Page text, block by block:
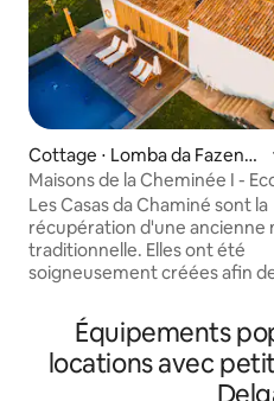
Cottage ⋅ Lomba da Fazend
a
Maisons de la Cheminée I -
Lodge
Les Casas da Chaminé sont la
récupération d'une ancienne
traditionnelle. Elles ont été
soigneusement créées afin
contexte rural dans une
dans un environnement
confortable. Composé de
indépendantes, il dispose
Équipements
locations avec